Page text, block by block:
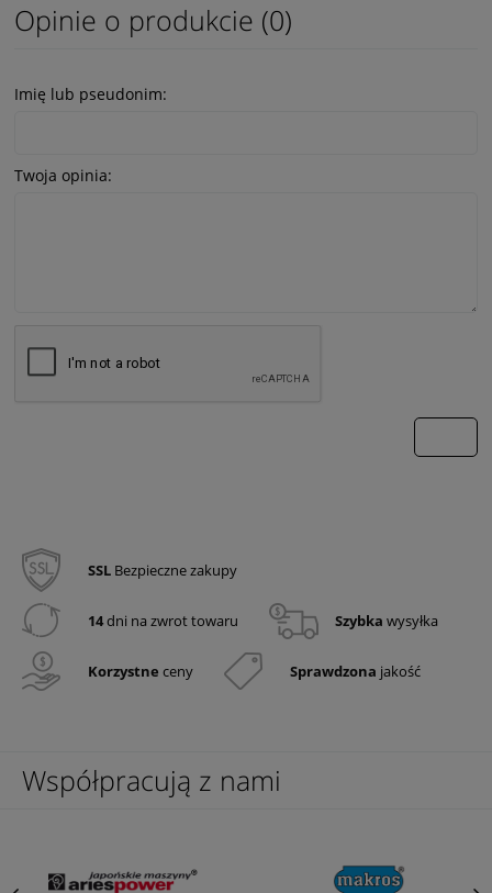
Opinie o produkcie (0)
Imię lub pseudonim:
Twoja opinia:
SSL Bezpieczne zakupy
14dni na zwrot towaru Szybka wysyłka
Korzystne ceny Sprawdzona jakość
Współpracują z nami